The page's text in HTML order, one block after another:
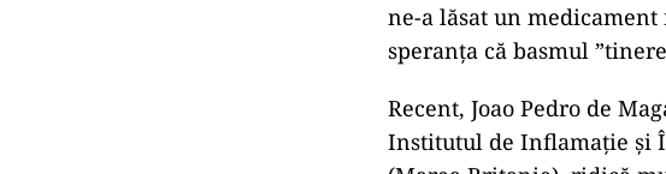
ne-a lăsat un
speranța că basmul
Recent, Joao Pedro de
Institutul de Inflamație și